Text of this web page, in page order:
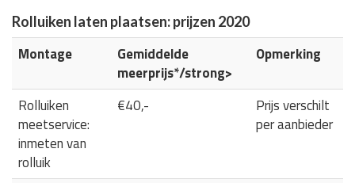
Rolluiken laten plaatsen: prijzen 2020
Montage
Gemiddelde
meerprijs*/strong>
Opmerking
Rolluiken
meetservice:
inmeten van
rolluik
€40,-
Prijs verschilt
per aanbieder